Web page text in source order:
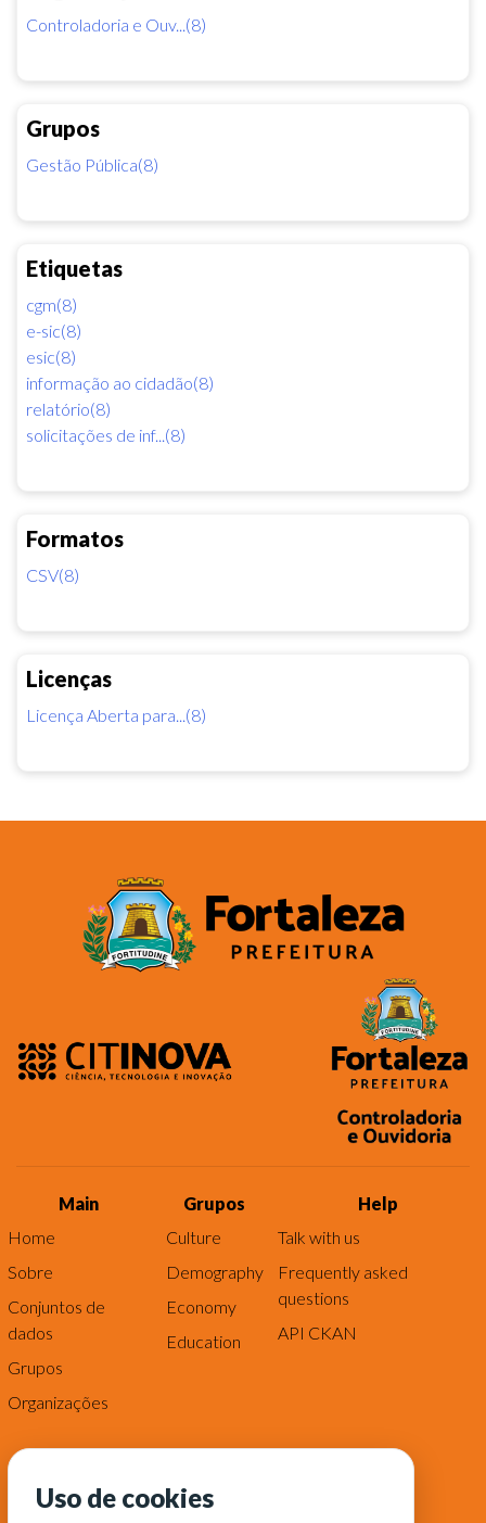
Controladoria e Ouv...(8)
Grupos
Gestão Pública(8)
Etiquetas
cgm(8)
e-sic(8)
esic(8)
informação ao cidadão(8)
relatório(8)
solicitações de inf...(8)
Formatos
CSV(8)
Licenças
Licença Aberta para...(8)
Main
Home
Sobre
Conjuntos de
dados
Grupos
Organizações
Grupos
Culture
Demography
Economy
Education
Help
Talk with us
Frequently asked
questions
API CKAN
Uso de cookies